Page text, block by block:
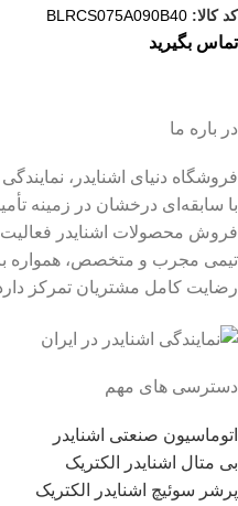
کد کالا: BLRCS075A090B40
تماس بگیرید
در باره ما
فروشگاه دنیای اشنایدر،
با سابقه‌ای درخشان در زمینه
فروش محصولات اشنایدر فعالیت
تیمی مجرب و متخصص، همواره
رضایت کامل مشتریان تمرکز
دسترسی های مهم
اتوماسیون صنعتی اشنایدر
بی متال اشنایدر الکتریک
پرشر سوئیچ اشنایدر الکتریک